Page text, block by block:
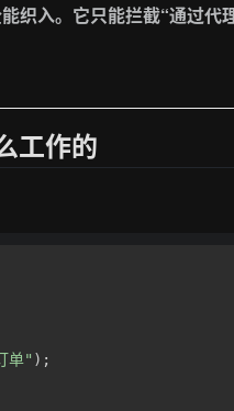
织入。它只能拦截“通过代
工作的
单" );